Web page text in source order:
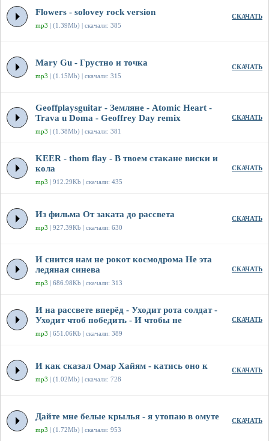
Flowers - solovey rock version
mp3 | (1.39Mb) | скачали: 385
СКАЧАТЬ
Mary Gu - Грустно и точка
mp3 | (1.15Mb) | скачали: 315
СКАЧАТЬ
Geoffplaysguitar - Земляне - Atomic Heart -
Trava u Doma - Geoffrey Day remix
mp3 | (1.38Mb) | скачали: 381
СКАЧАТЬ
KEER - thom flay - В твоем стакане виски и
кола
mp3 | 912.29Kb | скачали: 435
СКАЧАТЬ
Из фильма От заката до рассвета
mp3 | 927.39Kb | скачали: 630
СКАЧАТЬ
И снится нам не рокот космодрома Не эта
ледяная синева
mp3 | 686.98Kb | скачали: 313
СКАЧАТЬ
И на рассвете вперёд - Уходит рота солдат -
Уходит чтоб победить - И чтобы не
mp3 | 651.06Kb | скачали: 389
СКАЧАТЬ
И как сказал Омар Хайям - катись оно к
mp3 | (1.02Mb) | скачали: 728
СКАЧАТЬ
Дайте мне белые крылья - я утопаю в омуте
mp3 | (1.72Mb) | скачали: 953
СКАЧАТЬ